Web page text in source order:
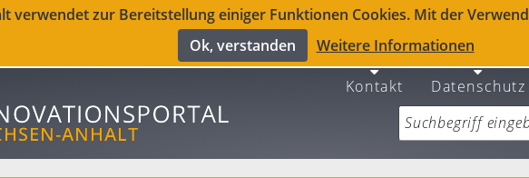
verwendet zur Bereitstellung einiger Funktionen Cookies. Mit der
Ok, verstanden
Weitere Informationen
Kontakt Datenschutz